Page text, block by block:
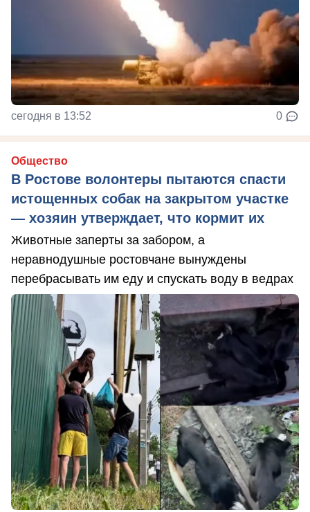
сегодня в 13:52 0
Общество
В Ростове волонтеры пытаются спасти
истощенных собак на закрытом участке
— хозяин утверждает, что кормит их
Животные заперты за забором, а
неравнодушные ростовчане вынуждены
перебрасывать им еду и спускать воду в ведрах